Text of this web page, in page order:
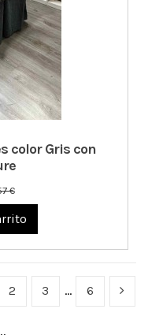
color Gris con
€
2 3 … 6